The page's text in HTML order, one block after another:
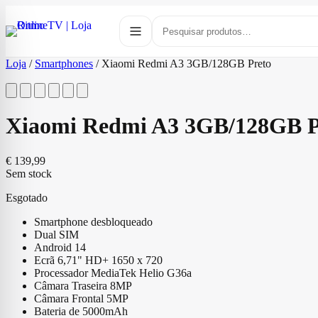
Loja / Smartphones / Xiaomi Redmi A3 3GB/128GB Preto
Xiaomi Redmi A3 3GB/128GB
€ 139,99
Sem stock
Esgotado
Smartphone desbloqueado
Dual SIM
Android 14
Ecrã 6,71" HD+ 1650 x 720
Processador MediaTek Helio G36a
Câmara Traseira 8MP
Câmara Frontal 5MP
Bateria de 5000mAh